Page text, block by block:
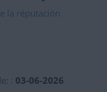
la réputación
: 03-06-2026